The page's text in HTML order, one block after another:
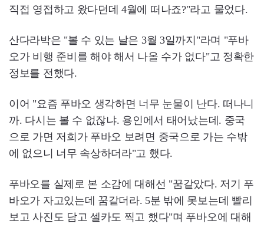
직접 영접하고 왔다던데 4월에 떠나죠?"라고 물었다.
산다라박은 "볼 수 있는 날은 3월 3일까지"라며 "푸바
오가 비행 준비를 해야 해서 나올 수가 없다"고 정확한
정보를 전했다.
이어 "요즘 푸바오 생각하면 너무 눈물이 난다. 떠나니
까. 다시는 볼 수 없잖냐. 용인에서 태어났는데. 중국
으로 가면 저희가 푸바오 보려면 중국으로 가는 수밖
에 없으니 너무 속상하더라"고 했다.
푸바오를 실제로 본 소감에 대해선 "꿈같았다. 저기 푸
바오가 자고있는데 꿈같더라. 5분 밖에 못보는데 빨리
보고 사진도 담고 셀카도 찍고 했다"며 푸바오에 대해